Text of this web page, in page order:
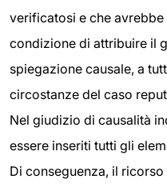
verificatosi e che
condizione di attribuire il
spiegazione causale, a
circostanze del caso
Nel giudizio di causalità
essere inseriti tutti gli
Di conseguenza, il